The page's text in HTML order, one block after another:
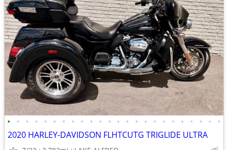
• • • • • • • • • • • • • • • • • • • • • • • •
2020 HARLEY-DAVIDSON FLHTCUTG TRIGLIDE ULTRA